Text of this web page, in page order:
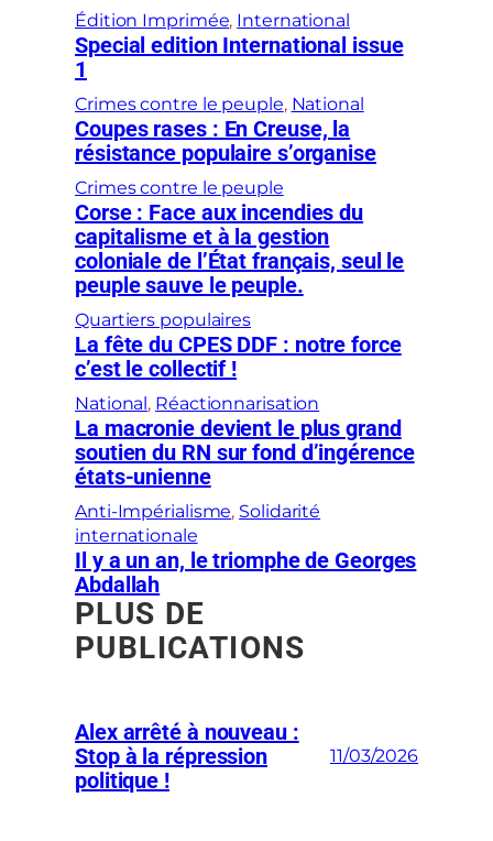
Édition Imprimée, International
Special edition International issue
1
Crimes contre le peuple, National
Coupes rases : En Creuse, la
résistance populaire s’organise
Crimes contre le peuple
Corse : Face aux incendies du
capitalisme et à la gestion
coloniale de l’État français, seul le
peuple sauve le peuple.
Quartiers populaires
La fête du CPES DDF : notre force
c’est le collectif !
National, Réactionnarisation
La macronie devient le plus grand
soutien du RN sur fond d’ingérence
états-unienne
Anti-Impérialisme, Solidarité
internationale
Il y a un an, le triomphe de Georges
Abdallah
PLUS DE
PUBLICATIONS
Alex arrêté à nouveau :
Stop à la répression
politique !
11/03/2026